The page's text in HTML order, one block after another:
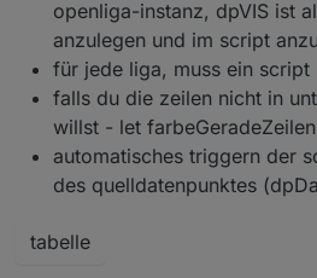
openliga-instanz, dpVIS ist
anzulegen und im script
für jede liga, muss ein script
falls du die zeilen nicht in
willst - let
automatisches triggern der
des quelldatenpunktes
tabelle